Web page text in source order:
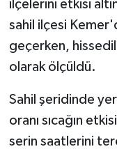
ilçelerini etkisi
sahil ilçesi
geçerken,
olarak ölçüldü.
Sahil şeridinde
oranı sıcağın
serin saatlerini